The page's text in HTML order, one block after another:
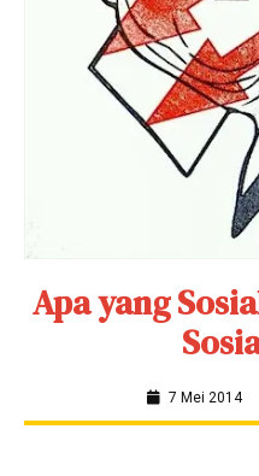
Apa yang
7 Mei 2014